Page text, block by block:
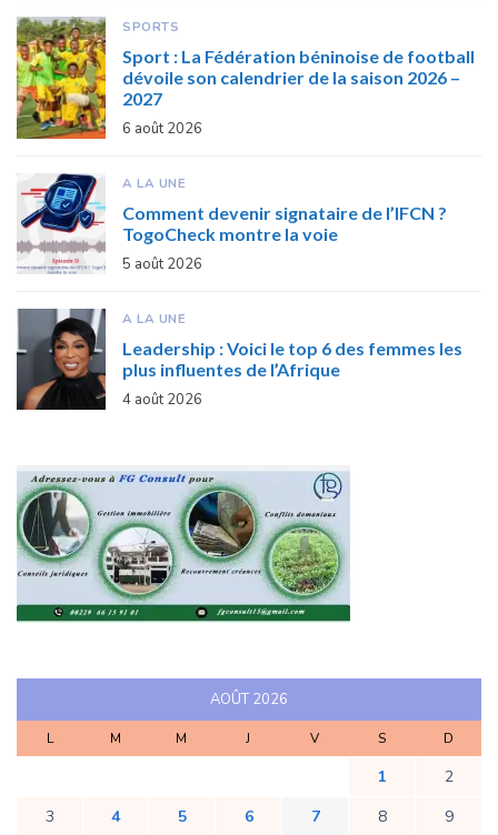
SPORTS
Sport : La Fédération béninoise de football
dévoile son calendrier de la saison 2026 –
2027
6 août 2026
A LA UNE
Comment devenir signataire de l’IFCN ?
TogoCheck montre la voie
5 août 2026
A LA UNE
Leadership : Voici le top 6 des femmes les
plus influentes de l’Afrique
4 août 2026
AOÛT 2026
L M M J V S D
1
2
3
4 5 6 7 8
9